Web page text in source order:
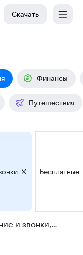
Скачать
Финансы
Путешествия
Бесплатные
и звонки,